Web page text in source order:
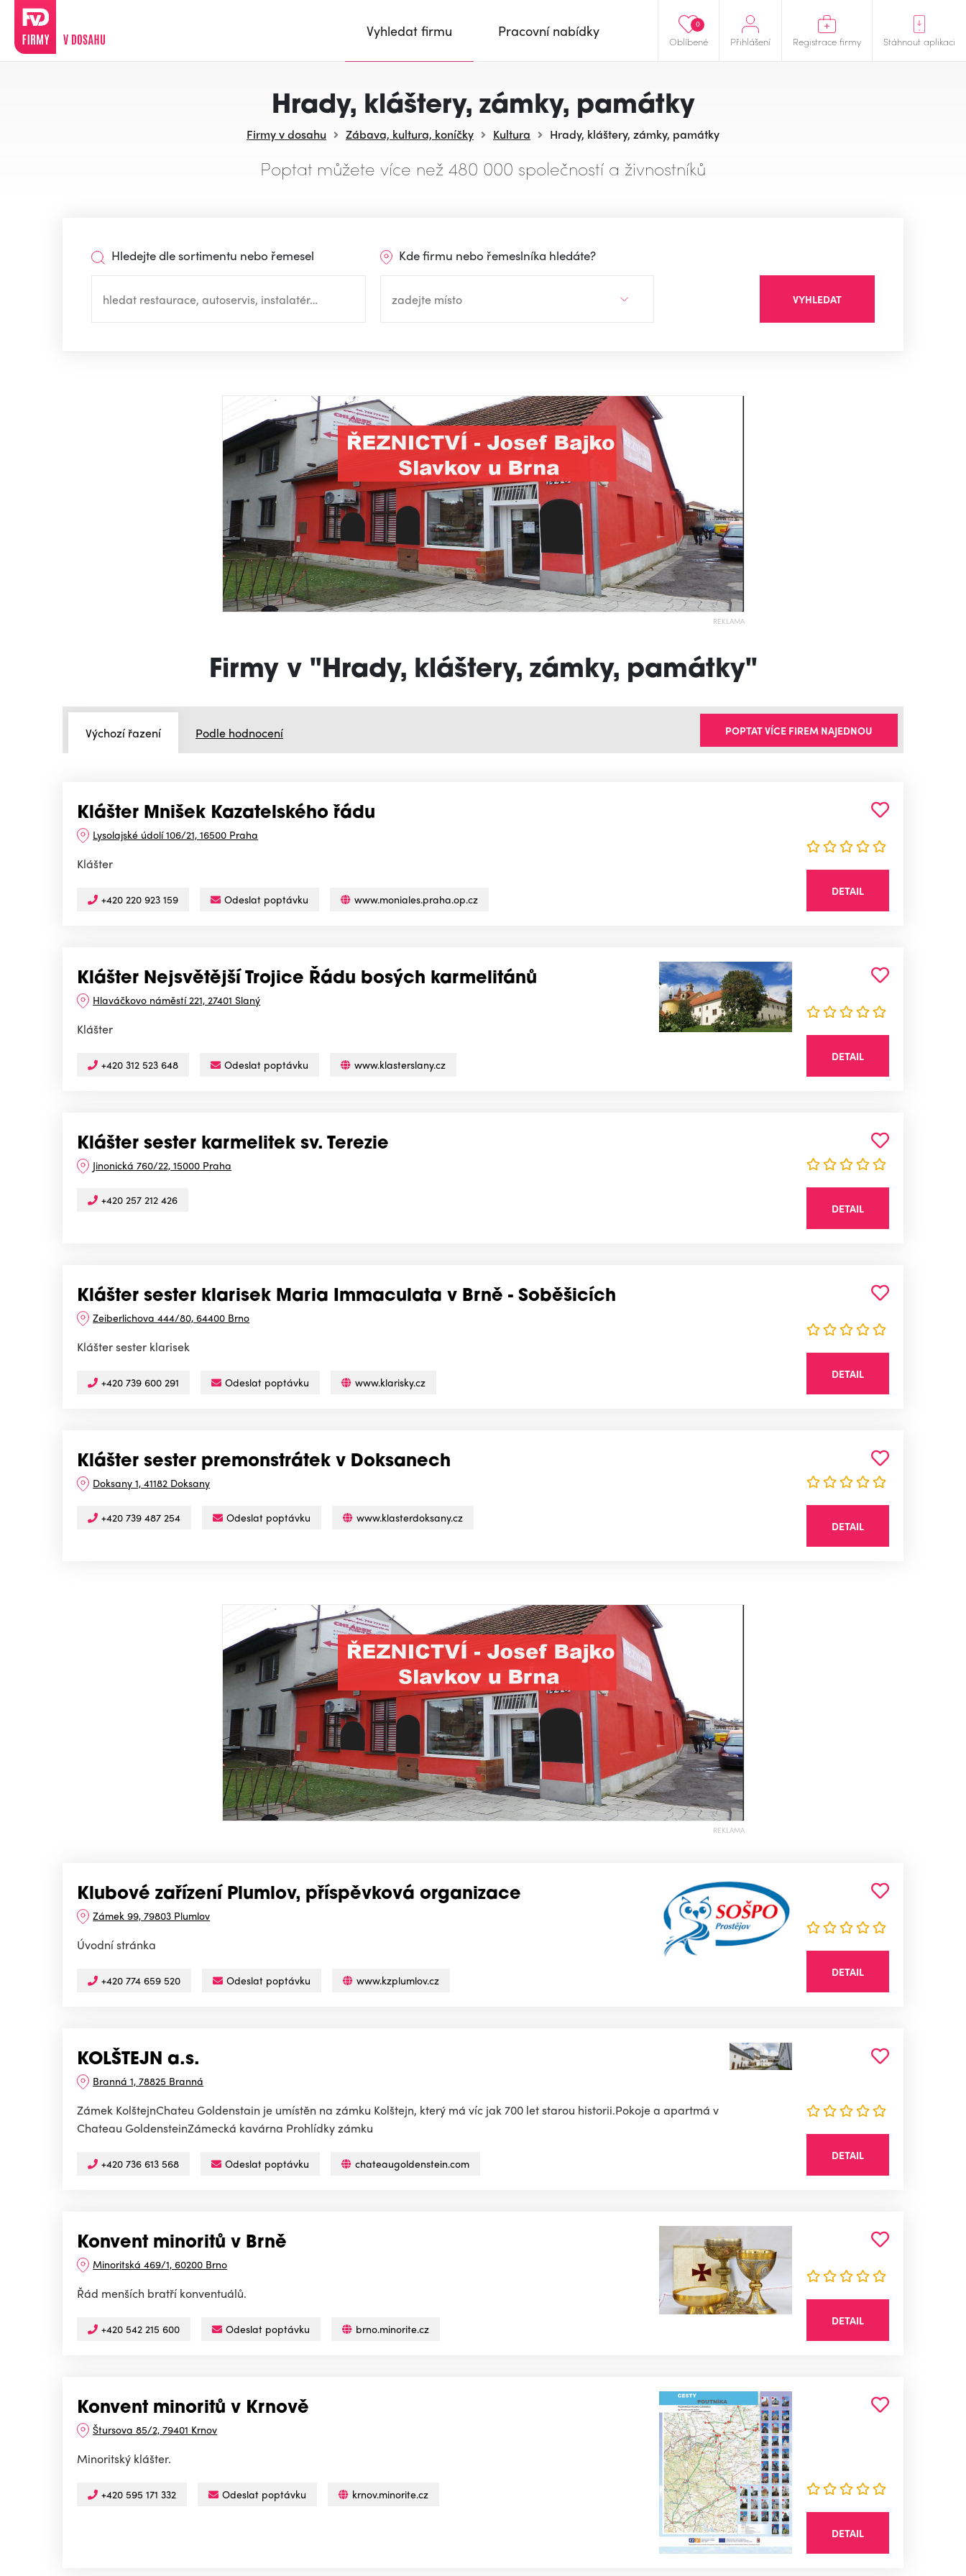
Oblíbené
0
Přihlášení Registrace firmy Stáhnout aplikaci
Vyhledat firmu Pracovní nabídky
Hrady, kláštery, zámky, památky
Firmy v dosahu Zábava, kultura, koníčky Kultura Hrady, kláštery, zámky, památky
Poptat můžete více než 480 000 společností a živnostníků
Hledejte dle sortimentu nebo řemesel Kde firmu nebo řemeslníka hledáte?
VYHLEDAT
REKLAMA
Firmy v "Hrady, kláštery, zámky, památky"
Výchozí řazení Podle hodnocení POPTAT VÍCE FIREM NAJEDNOU
Klášter Mnišek Kazatelského řádu
Lysolajské údolí 106/21, 16500 Praha
Klášter
+420 220 923 159 Odeslat poptávku www.moniales.praha.op.cz
DETAIL
Klášter Nejsvětější Trojice Řádu bosých karmelitánů
Hlaváčkovo náměstí 221, 27401 Slaný
Klášter
+420 312 523 648 Odeslat poptávku www.klasterslany.cz
DETAIL
Klášter sester karmelitek sv. Terezie
Jinonická 760/22, 15000 Praha
+420 257 212 426
DETAIL
Klášter sester klarisek Maria Immaculata v Brně - Soběšicích
Zeiberlichova 444/80, 64400 Brno
Klášter sester klarisek
+420 739 600 291 Odeslat poptávku www.klarisky.cz
DETAIL
Klášter sester premonstrátek v Doksanech
Doksany 1, 41182 Doksany
+420 739 487 254 Odeslat poptávku www.klasterdoksany.cz
DETAIL
REKLAMA
Klubové zařízení Plumlov, příspěvková organizace
Zámek 99, 79803 Plumlov
Úvodní stránka
+420 774 659 520 Odeslat poptávku www.kzplumlov.cz
DETAIL
KOLŠTEJN a.s.
Branná 1, 78825 Branná
Zámek KolštejnChateu Goldenstain je umístěn na zámku Kolštejn, který má víc jak 700 let starou historii.Pokoje a apartmá v
Chateau GoldensteinZámecká kavárna Prohlídky zámku
+420 736 613 568 Odeslat poptávku chateaugoldenstein.com
DETAIL
Konvent minoritů v Brně
Minoritská 469/1, 60200 Brno
Řád menších bratří konventuálů.
+420 542 215 600 Odeslat poptávku brno.minorite.cz
DETAIL
Konvent minoritů v Krnově
Štursova 85/2, 79401 Krnov
Minoritský klášter.
+420 595 171 332 Odeslat poptávku krnov.minorite.cz
DETAIL